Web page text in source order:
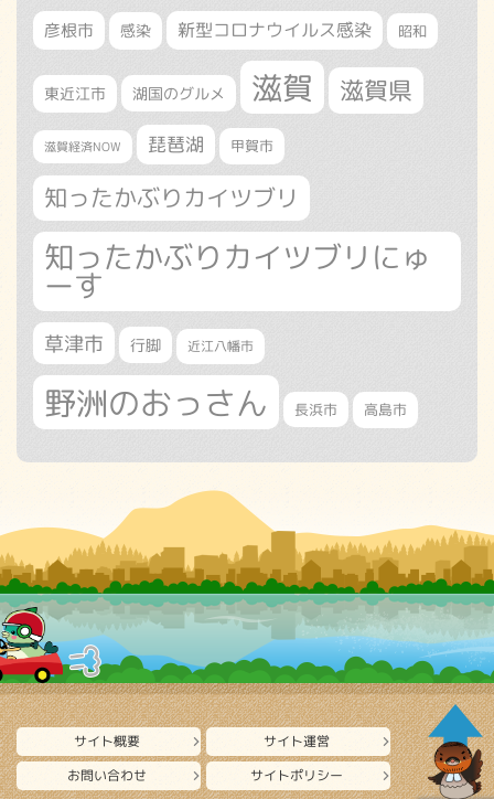
彦根市 感染 新型コロナウイルス感染 昭和
東近江市 湖国のグルメ 滋賀 滋賀県
滋賀経済NOW 琵琶湖 甲賀市
知ったかぶりカイツブリ
知ったかぶりカイツブリにゅ
ーす
草津市 行脚 近江八幡市
野洲のおっさん 長浜市 高島市
サイト概要
サイト運営
お問い合わせ
サイトポリシー